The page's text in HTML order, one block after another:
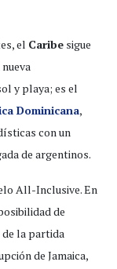
el Caribe sigue
y playa; es el
Dominicana,
con un
de argentinos.
All-Inclusive. En
de
la partida
de Jamaica,